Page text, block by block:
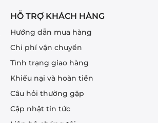
HỖ TRỢ KHÁCH HÀNG
Hướng dẫn mua hàng
Chi phí vận chuyển
Tình trạng giao hàng
Khiếu nại và hoàn tiền
Câu hỏi thường gặp
Cập nhật tin tức